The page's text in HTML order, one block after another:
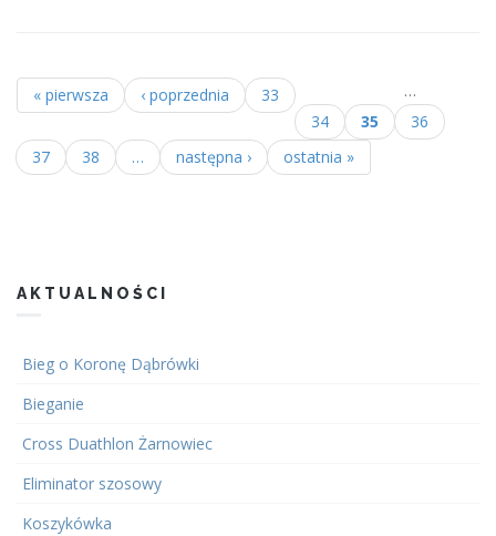
Strony
« pierwsza ‹ poprzednia …
33
34
35
36
37
38 … następna › ostatnia »
AKTUALNOŚCI
Bieg o Koronę Dąbrówki
Bieganie
Cross Duathlon Żarnowiec
Eliminator szosowy
Koszykówka